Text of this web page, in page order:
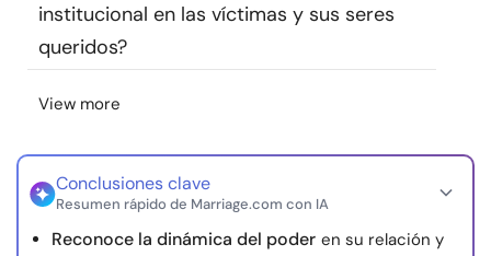
nosotros
institucional en las víctimas y sus seres
queridos?
View more
Conclusiones clave
Resumen rápido de Marriage.com con IA
Reconoce la dinámica del poder en su relación y